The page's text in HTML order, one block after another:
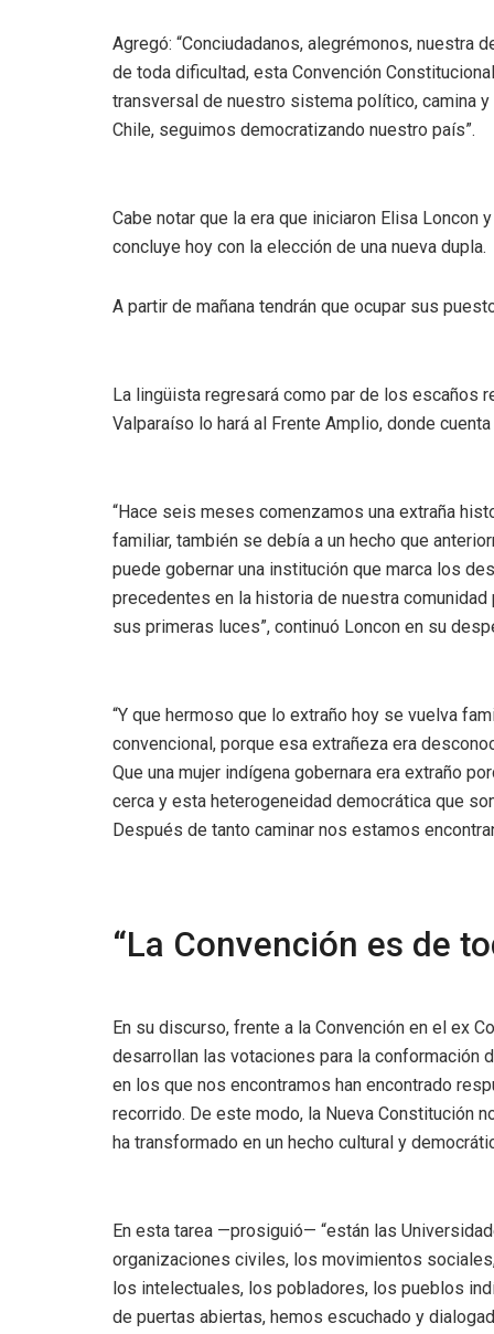
Agregó: “Conciudadanos, alegrémonos, nuestra
de toda dificultad, esta Convención
transversal de nuestro sistema político, camina
Chile, seguimos democratizando nuestro país”.
Cabe notar que la era que iniciaron Elisa Loncon
concluye hoy con la elección de una nueva dupla.
A partir de mañana tendrán que ocupar sus
La lingüista regresará como par de los escaños
Valparaíso lo hará al Frente Amplio, donde
“Hace seis meses comenzamos una extraña
familiar, también se debía a un hecho que
puede gobernar una institución que marca los
precedentes en la historia de nuestra
sus primeras luces”, continuó Loncon en su
“Y que hermoso que lo extraño hoy se vuelva
convencional, porque esa extrañeza era
Que una mujer indígena gobernara era extraño
cerca y esta heterogeneidad democrática que
Después de tanto caminar nos estamos
“La Convención es de
En su discurso, frente a la Convención en el ex
desarrollan las votaciones para la conformación
en los que nos encontramos han encontrado
recorrido. De este modo, la Nueva Constitución
ha transformado en un hecho cultural y
En esta tarea —prosiguió— “están las
organizaciones civiles, los movimientos
los intelectuales, los pobladores, los pueblos
de puertas abiertas, hemos escuchado y